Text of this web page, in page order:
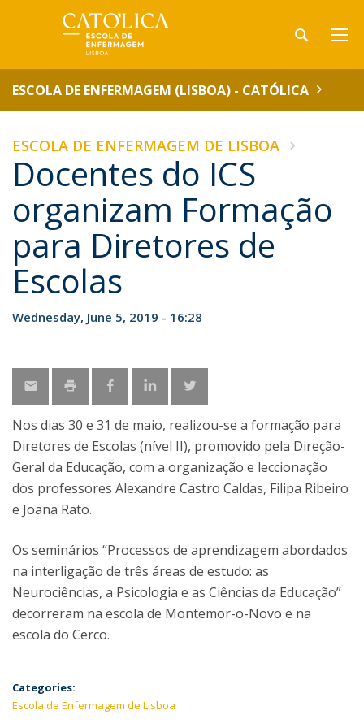
ESCOLA DE ENFERMAGEM (LISBOA) - CATÓLICA
ESCOLA DE ENFERMAGEM DE LISBOA
Docentes do ICS
organizam Formação
para Diretores de
Escolas
Wednesday, June 5, 2019 - 16:28
Nos dias 30 e 31 de maio, realizou-se a formação para
Diretores de Escolas (nível II), promovido pela Direção-
Geral da Educação, com a organização e leccionação
dos professores Alexandre Castro Caldas, Filipa Ribeiro
e Joana Rato.
Os seminários “Processos de aprendizagem abordados
na interligação de três áreas de estudo: as
Neurociências, a Psicologia e as Ciências da Educação”
decorreram na escola de Montemor-o-Novo e na
escola do Cerco.
Categories:
Escola de Enfermagem de Lisboa